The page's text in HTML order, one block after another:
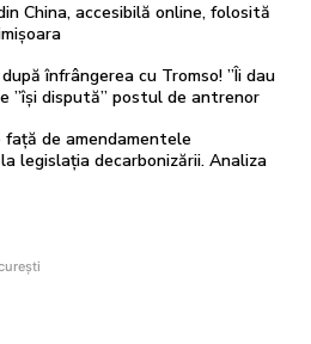
China, accesibilă online, folosită
înfrângerea cu Tromso! ”Îi dau
”își dispută” postul de antrenor
față de amendamentele
legislația decarbonizării. Analiza